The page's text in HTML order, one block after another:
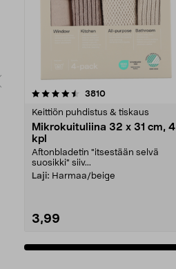
3810arvostelut
Keittiön puhdistus & tiskaus
Mikrokuituliina 32 x 31 cm, 4
kpl
Aftonbladetin "itsestään selvä
suosikki" siiv...
Laji: Harmaa/beige
3,99
4.5viidestä